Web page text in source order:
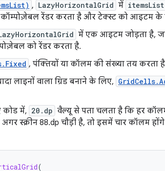
, LazyHorizontalGrid में itemsList
कॉम्पोज़ेबल रेंडर करता है और टेक्स्ट को आइटम के
में एक आइटम जोड़ता है,
को रेंडर करता है.
, पंक्तियों या कॉलम की संख्या तय करता
लाइनों वाला ग्रिड बनाने के लिए,
कोड में, 20.dp वैल्यू से पता चलता है कि हर
स्क्रीन 88.dp चौड़ी है, तो इसमें चार कॉलम